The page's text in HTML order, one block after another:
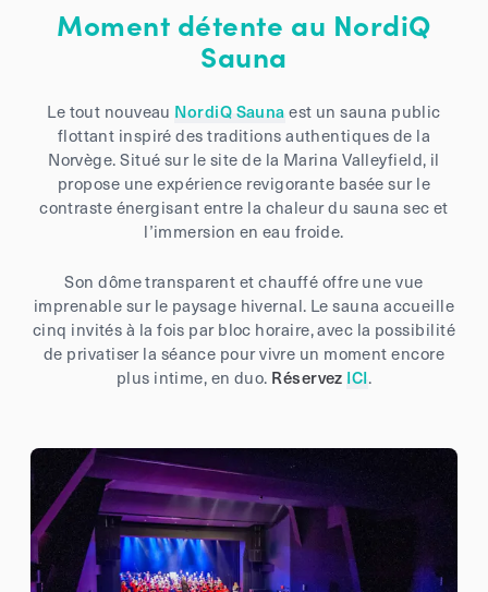
Moment détente au NordiQ
Sauna
Le tout nouveau NordiQ Saunaest un sauna public
flottant inspiré des traditions authentiques de la
Norvège. Situé sur le site de la Marina Valleyfield, il
propose une expérience revigorante basée sur le
contraste énergisant entre la chaleur du sauna sec et
l’immersion en eau froide.
Son dôme transparent et chauffé offre une vue
imprenable sur le paysage hivernal. Le sauna accueille
cinq invités à la fois par bloc horaire, avec la possibilité
de privatiser la séance pour vivre un moment encore
plus intime, en duo. Réservez ICI.